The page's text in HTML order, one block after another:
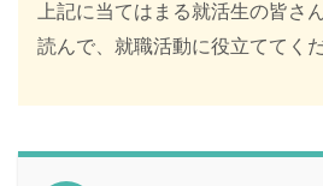
上記に当てはまる就活生の皆さ
読んで、就職活動に役立ててくだ